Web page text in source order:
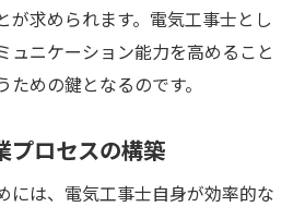
が求められます。電気工事士とし
ュニケーション能力を高めること
めの鍵となるのです。
プロセスの構築
には、電気工事士自身が効率的な